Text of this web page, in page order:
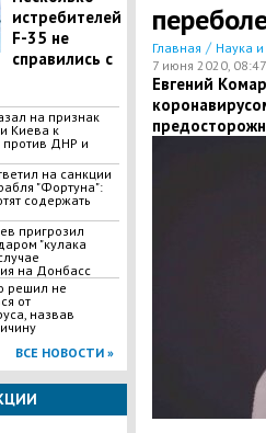
истребителей
F-35 не
справились с
на признак
Киева к
против ДНР и
на санкции
"Фортуна":
содержать
пригрозил
"кулака
на Донбасс
решил не
от
назвав
ВСЕ НОВОСТИ »
Главная / Наука и
7 июня 2020, 08:47
Евгений